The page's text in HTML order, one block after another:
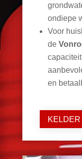
ondiepe
Voor
de
en